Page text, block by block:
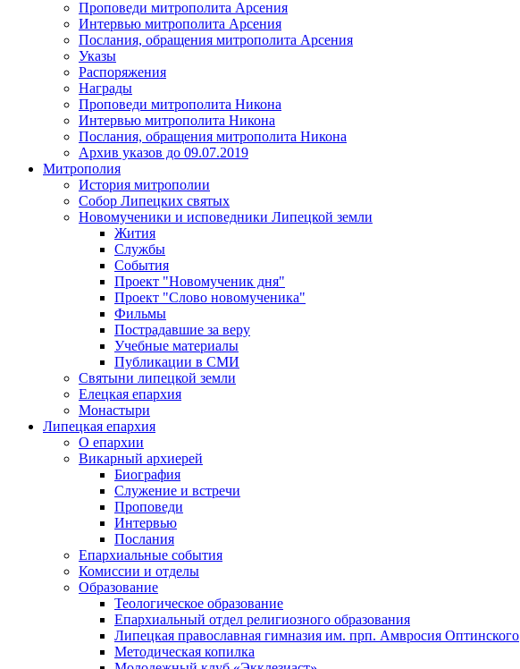
Проповеди митрополита Арсения
Интервью митрополита Арсения
Послания, обращения митрополита Арсения
Указы
Распоряжения
Награды
Проповеди митрополита Никона
Интервью митрополита Никона
Послания, обращения митрополита Никона
Архив указов до 09.07.2019
Митрополия
История митрополии
Собор Липецких святых
Новомученики и исповедники Липецкой земли
Жития
Службы
События
Проект "Новомученик дня"
Проект "Слово новомученика"
Фильмы
Пострадавшие за веру
Учебные материалы
Публикации в СМИ
Святыни липецкой земли
Елецкая епархия
Монастыри
Липецкая епархия
О епархии
Викарный архиерей
Биография
Служение и встречи
Проповеди
Интервью
Послания
Епархиальные события
Комиссии и отделы
Образование
Теологическое образование
Епархиальный отдел религиозного образования
Липецкая православная гимназия им. прп. Амвросия Оптинского
Методическая копилка